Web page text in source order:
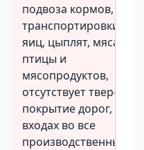
подвоза кормов,
транспортировки
яиц, цыплят, мяса
птицы и
мясопродуктов,
отсутствует твер-дое
покрытие дорог, При
входах во все
производственные